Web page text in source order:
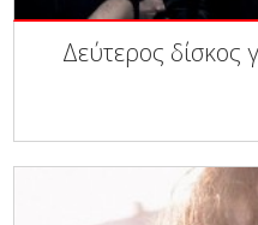
Δεύτερος δίσκος